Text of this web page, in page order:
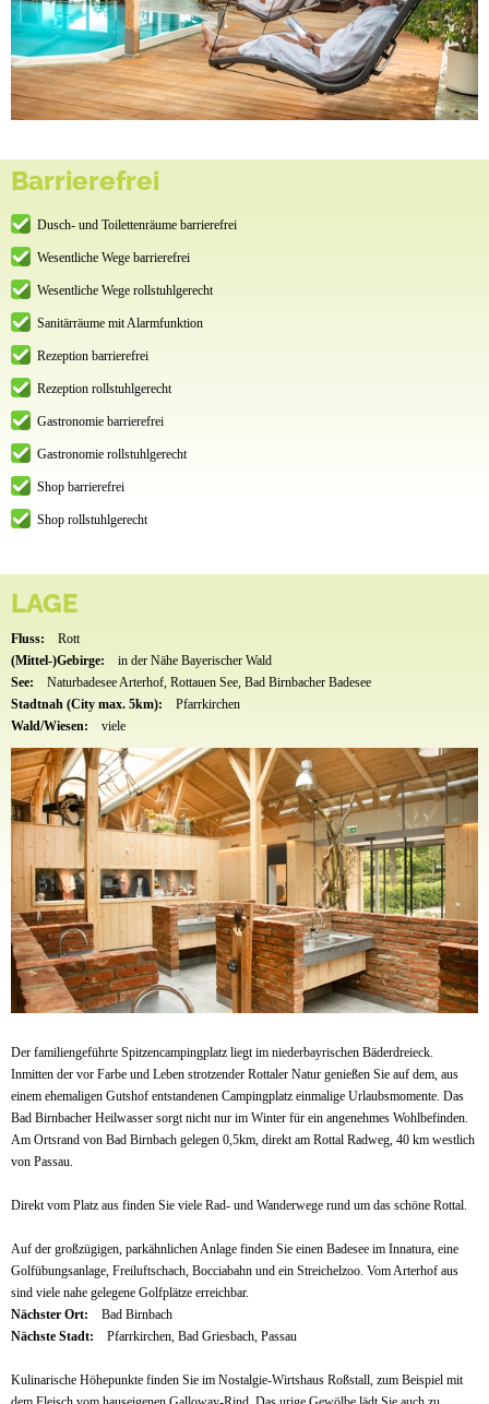
Barrierefrei
Dusch- und Toilettenräume barrierefrei
Wesentliche Wege barrierefrei
Wesentliche Wege rollstuhlgerecht
Sanitärräume mit Alarmfunktion
Rezeption barrierefrei
Rezeption rollstuhlgerecht
Gastronomie barrierefrei
Gastronomie rollstuhlgerecht
Shop barrierefrei
Shop rollstuhlgerecht
LAGE
Fluss:
Rott
(Mittel-)Gebirge:
in der Nähe Bayerischer Wald
See:
Naturbadesee Arterhof, Rottauen See, Bad Birnbacher Badesee
Stadtnah (City max. 5km):
Pfarrkirchen
Wald/Wiesen:
viele
Der familiengeführte Spitzencampingplatz liegt im niederbayrischen Bäderdreieck.
Inmitten der vor Farbe und Leben strotzender Rottaler Natur genießen Sie auf dem, aus
einem ehemaligen Gutshof entstandenen Campingplatz einmalige Urlaubsmomente. Das
Bad Birnbacher Heilwasser sorgt nicht nur im Winter für ein angenehmes Wohlbefinden.
Am Ortsrand von Bad Birnbach gelegen 0,5km, direkt am Rottal Radweg, 40 km westlich
von Passau.
Direkt vom Platz aus finden Sie viele Rad- und Wanderwege rund um das schöne Rottal.
Auf der großzügigen, parkähnlichen Anlage finden Sie einen Badesee im Innatura, eine
Golfübungsanlage, Freiluftschach, Bocciabahn und ein Streichelzoo. Vom Arterhof aus
sind viele nahe gelegene Golfplätze erreichbar.
Nächster Ort:
Bad Birnbach
Nächste Stadt:
Pfarrkirchen, Bad Griesbach, Passau
Kulinarische Höhepunkte finden Sie im Nostalgie-Wirtshaus Roßstall, zum Beispiel mit